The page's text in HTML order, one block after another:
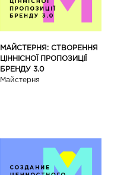
МАЙСТЕРНЯ: СТВОРЕННЯ
ЦІННІСНОЇ ПРОПОЗИЦІЇ
БРЕНДУ 3.0
Майстерня